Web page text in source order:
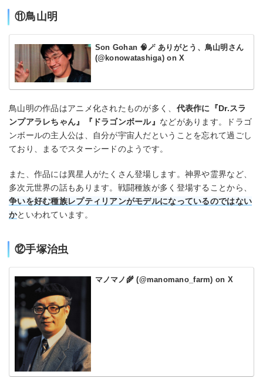
⑪鳥山明
Son Gohan 🧠🪄 ありがとう、鳥山明さん
(@konowatashiga) on X
鳥山明の作品はアニメ化されたものが多く、 代表作に『Dr.スラ
ンプアラレちゃん』『ドラゴンボール』 などがあります。ドラゴ
ンボールの主人公は、自分が宇宙人だということを忘れて過ごし
ており、まるでスターシードのようです。
また、作品には異星人がたくさん登場します。神界や霊界など、
多次元世界の話もあります。戦闘種族が多く登場することから、
争いを好む種族レプティリアンがモデルになっているのではない
かといわれています。
⑫手塚治虫
マノマノ🌾 (@manomano_farm) on X